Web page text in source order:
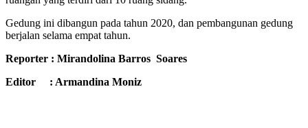
Gedung ini dibangun pada tahun 2020, dan pembangunan gedung
berjalan selama empat tahun.
Reporter : Mirandolina Barros Soares
Editor : Armandina Moniz